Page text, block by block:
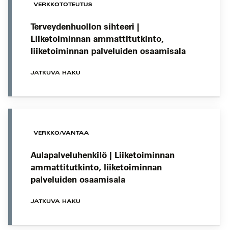
VERKKOTOTEUTUS
Terveydenhuollon sihteeri |
Liiketoiminnan ammattitutkinto,
liiketoiminnan palveluiden osaamisala
JATKUVA HAKU
VERKKO/VANTAA
Aulapalveluhenkilö | Liiketoiminnan
ammattitutkinto, liiketoiminnan
palveluiden osaamisala
JATKUVA HAKU